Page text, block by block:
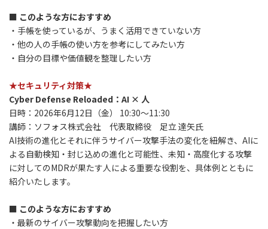
■ このような方におすすめ
・手帳を使っているが、うまく活用できていない方
・他の人の手帳の使い方を参考にしてみたい方
・自分の目標や価値観を整理したい方
★セキュリティ対策★
Cyber Defense Reloaded：AI × 人
日時：2026年6月12日（金） 10:30～11:30
講師：ソフォス株式会社 代表取締役 足立 達矢氏
AI技術の進化とそれに伴うサイバー攻撃手法の変化を紐解き、AIに
よる自動検知・封じ込めの進化と可能性、未知・高度化する攻撃
に対してのMDRが果たす人による重要な役割を、具体例とともに
紹介いたします。
■ このような方におすすめ
・最新のサイバー攻撃動向を把握したい方